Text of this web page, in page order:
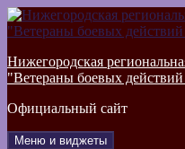
Перейти
к
Нижегородская
"Ветераны боевых
Официальный сайт
Меню и виджеты